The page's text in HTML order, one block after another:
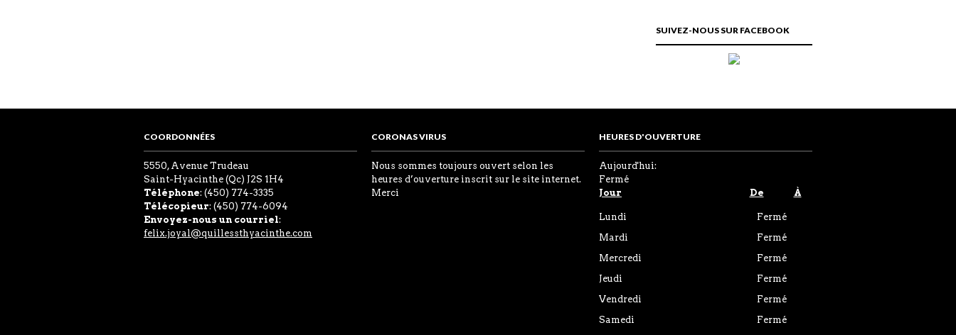
SUIVEZ-NOUS SUR FACEBOOK
COORDONNÉES
5550, Avenue Trudeau
Saint-Hyacinthe (Qc) J2S 1H4
Téléphone: (450) 774-3335
Télécopieur: (450) 774-6094
Envoyez-nous un courriel:
felix.joyal@quillessthyacinthe.com
CORONAS VIRUS
Nous sommes toujours ouvert selon les
heures d’ouverture inscrit sur le site internet.
Merci
HEURES D'OUVERTURE
Aujourd'hui:
Fermé
Jour
De À
Lundi
Fermé
Mardi
Fermé
Mercredi
Fermé
Jeudi
Fermé
Vendredi
Fermé
Samedi
Fermé